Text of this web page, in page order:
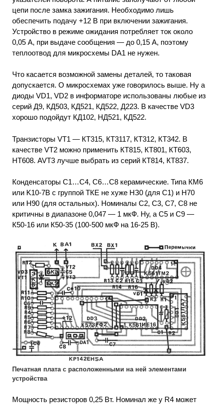
цепи после замка зажигания. Необходимо лишь
обеспечить подачу +12 В при включении зажигания.
Устройство в режиме ожидания потребляет ток около
0,05 А, при выдаче сообщения — до 0,15 А, поэтому
теплоотвод для микросхемы DA1 не нужен.
Что касается возможной замены деталей, то таковая
допускается. О микросхемах уже говорилось выше. Ну а
диоды VD1, VD2 в информаторе использованы любые из
серий Д9, КД503, КД521, КД522, Д223. В качестве VD3
хорошо подойдут КД102, НД521, КД522.
Транзисторы VT1 — КТ315, КТ3117, КТ312, КТ342. В
качестве VT2 можно применить КТ815, КТ801, КТ603,
НТ608. AVT3 лучше выбрать из серий КТ814, КТ837.
Конденсаторы С1…С4, С6…С8 керамические. Типа КМ6
или K10-7В с группой ТКЕ не хуже НЗ0 (для С1) и Н70
или Н90 (для остальных). Номиналы С2, С3, С7, С8 не
критичны в диапазоне 0,047 — 1 мкФ. Ну, а С5 и С9 —
К50-16 или К50-35 (100-500 мкФ на 16-25 В).
Печатная плата с расположенными на ней элементами
устройства
Мощность резисторов 0,25 Вт. Номинал же у R4 может